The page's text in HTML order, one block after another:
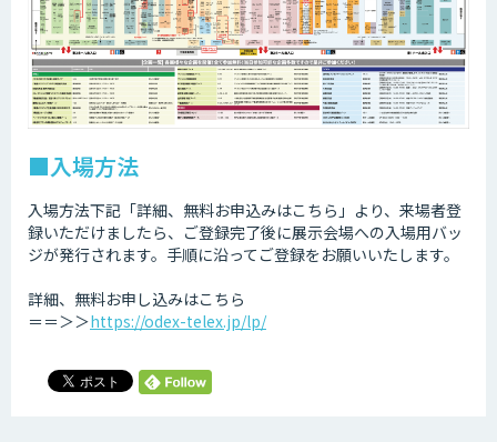
■入場方法
入場方法下記「詳細、無料お申込みはこちら」より、来場者登
録いただけましたら、ご登録完了後に展示会場への入場用バッ
ジが発行されます。手順に沿ってご登録をお願いいたします。
詳細、無料お申し込みはこちら
＝＝＞＞https://odex-telex.jp/lp/